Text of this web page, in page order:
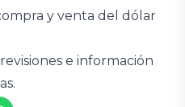
y venta del dólar
e información